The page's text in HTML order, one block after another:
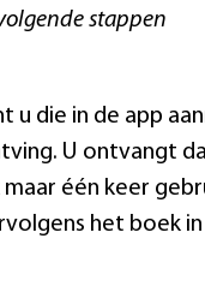
stappen
u die in de app
U ontvangt
één keer
het boek